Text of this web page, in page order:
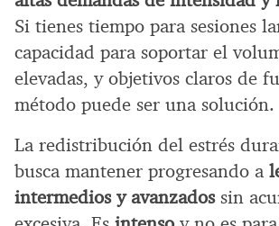
Si tienes tiempo para sesiones
capacidad para soportar el
elevadas, y objetivos claros de
método puede ser una solución.
La redistribución del estrés
busca mantener progresando a
intermedios y avanzadossin